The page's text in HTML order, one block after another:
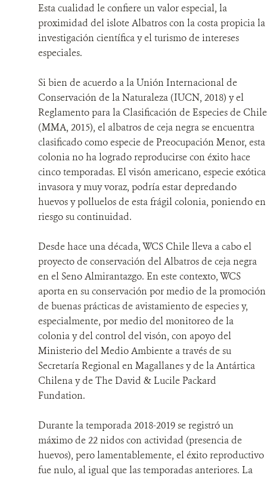
Esta cualidad le confiere un valor especial, la
proximidad del islote Albatros con la costa propicia la
investigación científica y el turismo de intereses
especiales.
Si bien de acuerdo a la Unión Internacional de
Conservación de la Naturaleza (IUCN, 2018) y el
Reglamento para la Clasificación de Especies de Chile
(MMA, 2015), el albatros de ceja negra se encuentra
clasificado como especie de Preocupación Menor, esta
colonia no ha logrado reproducirse con éxito hace
cinco temporadas. El visón americano, especie exótica
invasora y muy voraz, podría estar depredando
huevos y polluelos de esta frágil colonia, poniendo en
riesgo su continuidad.
Desde hace una década, WCS Chile lleva a cabo el
proyecto de conservación del Albatros de ceja negra
en el Seno Almirantazgo. En este contexto, WCS
aporta en su conservación por medio de la promoción
de buenas prácticas de avistamiento de especies y,
especialmente, por medio del monitoreo de la
colonia y del control del visón, con apoyo del
Ministerio del Medio Ambiente a través de su
Secretaría Regional en Magallanes y de la Antártica
Chilena y de The David & Lucile Packard
Fundation.
Durante la temporada 2018-2019 se registró un
máximo de 22 nidos con actividad (presencia de
huevos), pero lamentablemente, el éxito reproductivo
fue nulo, al igual que las temporadas anteriores. La